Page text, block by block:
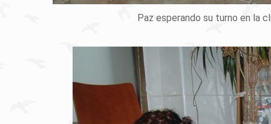
Paz esperando su turno en la